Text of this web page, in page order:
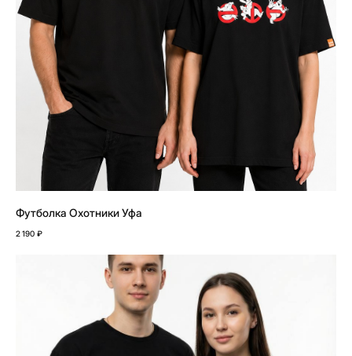
Футболка Охотники Уфа
2 190 ₽